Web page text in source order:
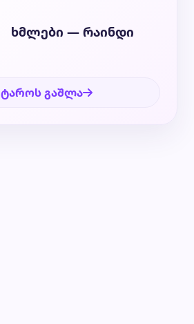
ხმლები — რაინდი
ტაროს გაშლა